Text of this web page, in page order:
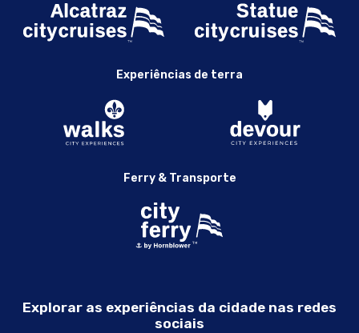
Experiências de terra
Ferry & Transporte
Explorar as experiências da cidade nas redes
sociais